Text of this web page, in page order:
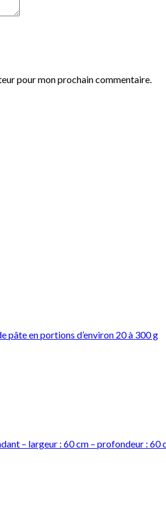
pour mon prochain commentaire.
en portions d’environ 20 à 300 g
– largeur : 60 cm – profondeur :